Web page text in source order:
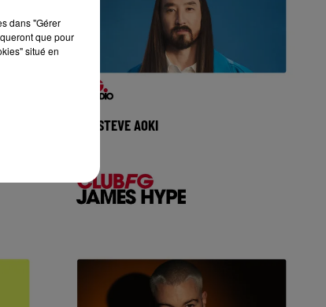
MIX : STEVE AOKI
radio FG Dance sur www.ra
dans "Gérer
que pour
situé en